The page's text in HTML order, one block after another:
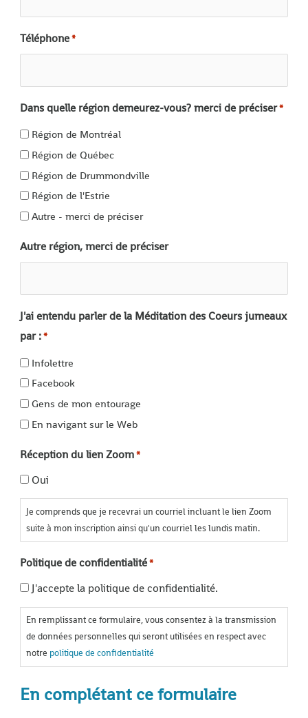
Téléphone*
Dans quelle région demeurez-vous? merci de préciser*
Région de Montréal
Région de Québec
Région de Drummondville
Région de l'Estrie
Autre - merci de préciser
Autre région, merci de préciser
J'ai entendu parler de la Méditation des Coeurs jumeaux
par :*
Infolettre
Facebook
Gens de mon entourage
En navigant sur le Web
Réception du lien Zoom*
Oui
Je comprends que je recevrai un courriel incluant le lien Zoom
suite à mon inscription ainsi qu'un courriel les lundis matin.
Politique de confidentialité*
J'accepte la politique de confidentialité.
En remplissant ce formulaire, vous consentez à la transmission
de données personnelles qui seront utilisées en respect avec
notre politique de confidentialité
En complétant ce formulaire